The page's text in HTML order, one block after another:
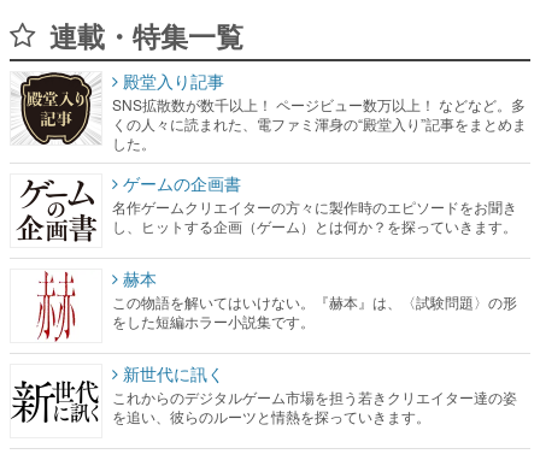
連載・特集一覧
殿堂入り記事
SNS拡散数が数千以上！ ページビュー数万以上！ などなど。多
くの人々に読まれた、電ファミ渾身の“殿堂入り”記事をまとめま
した。
ゲームの企画書
名作ゲームクリエイターの方々に製作時のエピソードをお聞き
し、ヒットする企画（ゲーム）とは何か？を探っていきます。
赫本
この物語を解いてはいけない。『赫本』は、〈試験問題〉の形
をした短編ホラー小説集です。
新世代に訊く
これからのデジタルゲーム市場を担う若きクリエイター達の姿
を追い、彼らのルーツと情熱を探っていきます。